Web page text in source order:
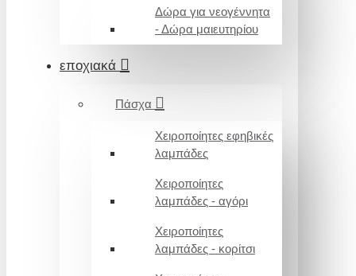
Δώρα για νεογέννητα
- Δώρα μαιευτηρίου
εποχιακά
Πάσχα
Χειροποίητες εφηβικές
λαμπάδες
Χειροποίητες
λαμπάδες - αγόρι
Χειροποίητες
λαμπάδες - κορίτσι